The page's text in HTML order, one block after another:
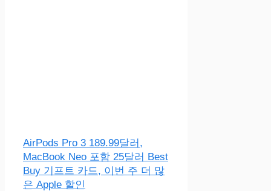
AirPods Pro 3 189.99달러,
MacBook Neo 포함 25달러 Best
Buy 기프트 카드, 이번 주 더 많
은 Apple 할인